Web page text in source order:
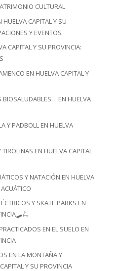
CULTURAL
CAPITAL Y SU
Y EVENTOS
CAPITAL Y SU PROVINCIA:
EN HUELVA CAPITAL Y
EN HUELVA
Y PADBOLL EN HUELVA
EN HUELVA CAPITAL
Y NATACIÓN EN HUELVA
Y SKATE PARKS EN
EN EL SUELO EN
EN LA MONTAÑA Y
Y SU PROVINCIA